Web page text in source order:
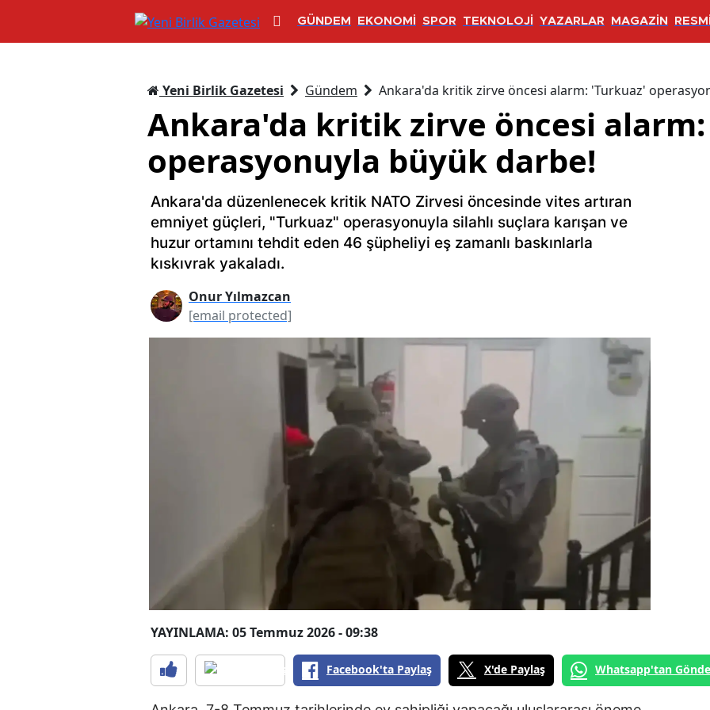
GÜNDEM EKONOMİ SPOR TEKNOLOJİ YAZARLAR MAGAZİN
Yeni Birlik Gazetesi Gündem Ankara'da kritik zirve öncesi alarm: 'Turkuaz'
Ankara'da kritik zirve öncesi
operasyonuyla büyük darbe!
Ankara'da düzenlenecek kritik NATO Zirvesi öncesinde vites artıran
emniyet güçleri, "Turkuaz" operasyonuyla silahlı suçlara karışan ve
huzur ortamını tehdit eden 46 şüpheliyi eş zamanlı baskınlarla
kıskıvrak yakaladı.
Onur Yılmazcan
[email protected]
YAYINLAMA: 05 Temmuz 2026 - 09:38
Facebook'ta Paylaş X'de Paylaş Whatsapp'tan